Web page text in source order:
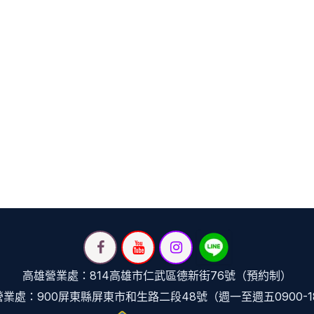
高雄營業處：814高雄市仁武區德新街76號（預約制）
業處：900屏東縣屏東市和生路二段48號（週一至週五0900-